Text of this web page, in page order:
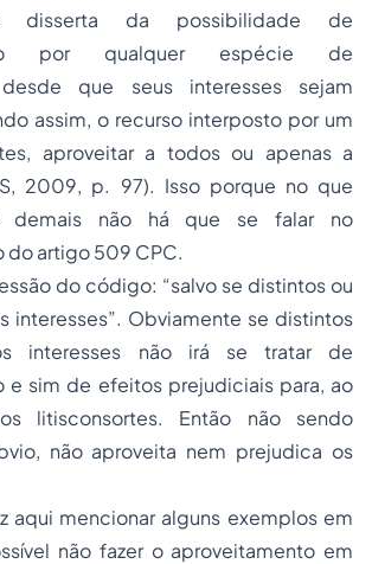
disserta da possibilidade de
por qualquer espécie de
desde que seus interesses sejam
assim, o recurso interposto por um
aproveitar a todos ou apenas a
2009, p. 97). Isso porque no que
demais não há que se falar no
do artigo 509 CPC.
do código: “salvo se distintos ou
interesses”. Obviamente se distintos
interesses não irá se tratar de
e sim de efeitos prejudiciais para, ao
litisconsortes. Então não sendo
não aproveita nem prejudica os
aqui mencionar alguns exemplos em
não fazer o aproveitamento em